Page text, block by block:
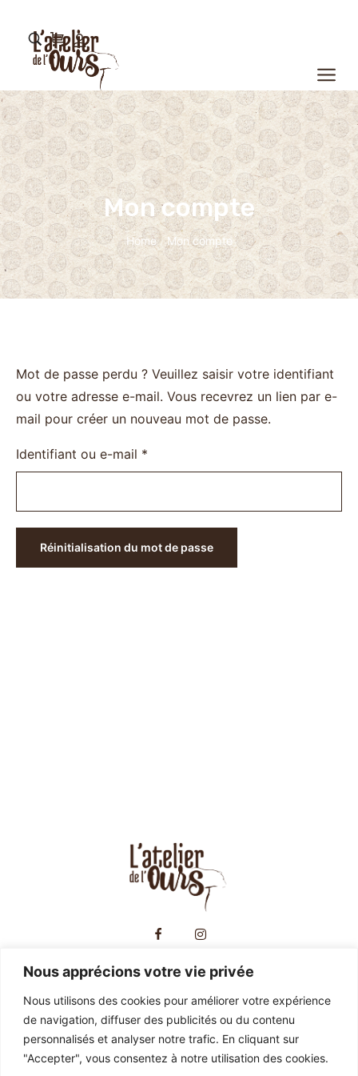
Nous apprécions votre vie privée
Nous utilisons des cookies pour améliorer votre expérience
de navigation, diffuser des publicités ou du contenu
personnalisés et analyser notre trafic. En cliquant sur
"Accepter", vous consentez à notre utilisation des cookies.
Mon compte
Home / Mon compte
Mot de passe perdu ? Veuillez saisir votre identifiant
ou votre adresse e-mail. Vous recevrez un lien par e-
mail pour créer un nouveau mot de passe.
Identifiant ou e-mail *
Réinitialisation du mot de passe
CONTACT
05 59 21 28 46
277 route de pardies, 64360 monein